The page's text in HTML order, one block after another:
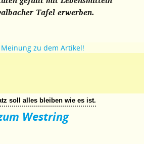
Tafel erwerben.
zu dem Artikel!
soll alles bleiben wie es ist.
Westring